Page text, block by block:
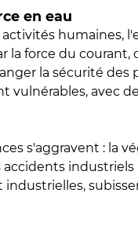
en eau
humaines,
la force du courant,
la sécurité des
vulnérables, avec
s'aggravent : la